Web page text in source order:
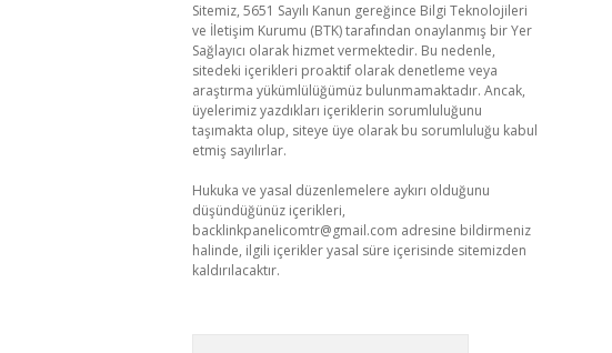
Sitemiz, 5651 Sayılı Kanun gereğince Bilgi Teknolojileri
ve İletişim Kurumu (BTK) tarafından onaylanmış bir Yer
Sağlayıcı olarak hizmet vermektedir. Bu nedenle,
sitedeki içerikleri proaktif olarak denetleme veya
araştırma yükümlülüğümüz bulunmamaktadır. Ancak,
üyelerimiz yazdıkları içeriklerin sorumluluğunu
taşımakta olup, siteye üye olarak bu sorumluluğu kabul
etmiş sayılırlar.
Hukuka ve yasal düzenlemelere aykırı olduğunu
düşündüğünüz içerikleri,
backlinkpanelicomtr@gmail.com adresine bildirmeniz
halinde, ilgili içerikler yasal süre içerisinde sitemizden
kaldırılacaktır.